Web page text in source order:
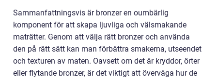
Sammanfattningsvis är bronzer en oumbärlig
komponent för att skapa ljuvliga och välsmakande
maträtter. Genom att välja rätt bronzer och använda
den på rätt sätt kan man förbättra smakerna, utseendet
och texturen av maten. Oavsett om det är kryddor, örter
eller flytande bronzer, är det viktigt att överväga hur de